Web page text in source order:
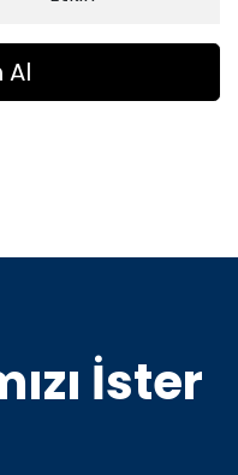
Al
İster